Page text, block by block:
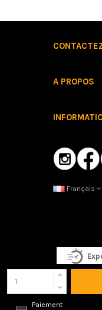
Paiement
A PROPOS
Français
Copyright © 2025 Mârkö